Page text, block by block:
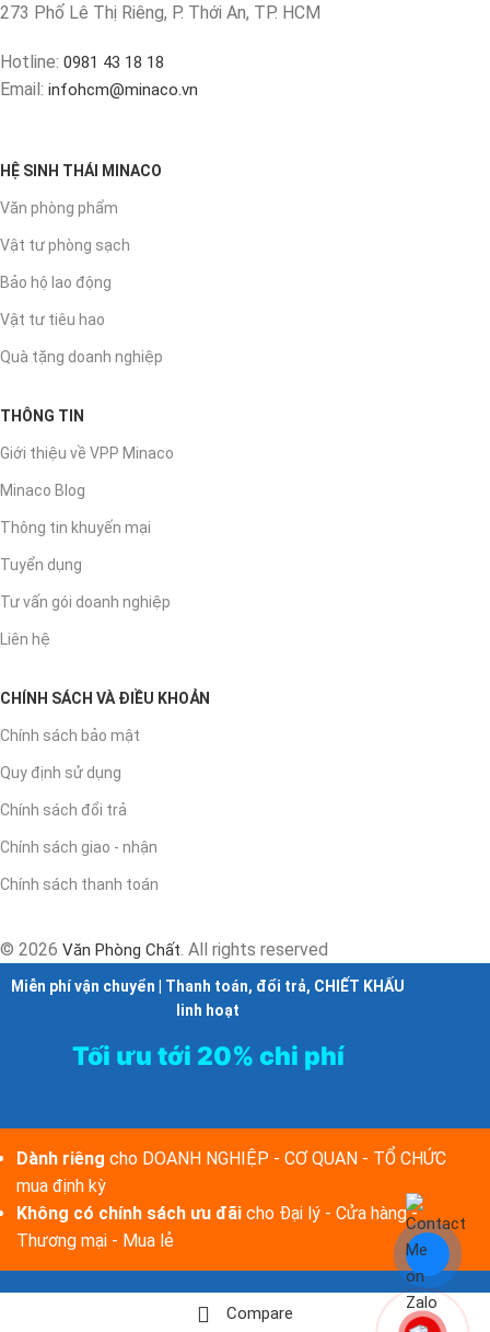
273 Phố Lê Thị Riêng, P. Thới An, TP. HCM
Hotline: 0981 43 18 18
Email: infohcm@minaco.vn
HỆ SINH THÁI MINACO
Văn phòng phẩm
Vật tư phòng sạch
Bảo hộ lao động
Vật tư tiêu hao
Quà tặng doanh nghiệp
THÔNG TIN
Giới thiệu về VPP Minaco
Minaco Blog
Thông tin khuyến mại
Tuyển dụng
Tư vấn gói doanh nghiệp
Liên hệ
CHÍNH SÁCH VÀ ĐIỀU KHOẢN
Chính sách bảo mật
Quy định sử dụng
Chính sách đổi trả
Chính sách giao - nhận
Chính sách thanh toán
© 2026 Văn Phòng Chất. All rights reserved
Miễn phí vận chuyển | Thanh toán, đổi trả, CHIẾT KHẤU
linh hoạt
Tối ưu tới 20% chi phí
Dành riêng cho DOANH NGHIỆP - CƠ QUAN - TỔ CHỨC
mua định kỳ
Không có chính sách ưu đãi cho Đại lý - Cửa hàng -
Thương mại - Mua lẻ
Compare